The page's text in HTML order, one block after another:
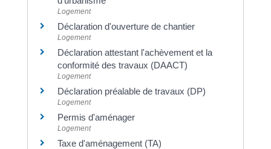
Logement
Déclaration d'ouverture de chantier
Logement
Déclaration attestant l'achèvement et la
conformité des travaux (DAACT)
Logement
Déclaration préalable de travaux (DP)
Logement
Permis d'aménager
Logement
Taxe d'aménagement (TA)